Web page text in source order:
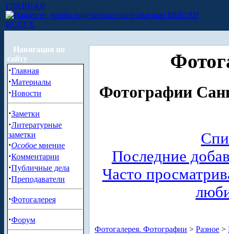
ГЛАВНАЯ
МЫСЛИ
ВСЛУХ
Навигация по
сайту
·Главная
·Материалы
·Новости
·Заметки
·Литературные
заметки
·Особое мнение
·Комментарии
·Публичные дела
·Преподаватели
·Фотогалерея
·Форум
Фотографии
Последние
Часто
Фотогалерея. Фотографии > Разное >